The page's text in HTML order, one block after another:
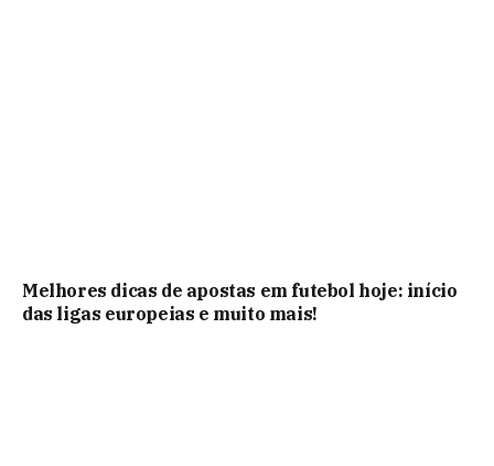
Melhores dicas de apostas em futebol hoje: início
das ligas europeias e muito mais!